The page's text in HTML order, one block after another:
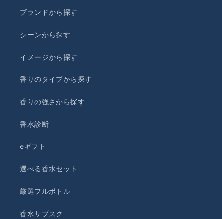
ブランドから探す
シーンから探す
イメージから探す
香りのタイプから探す
香りの強さから探す
香水診断
eギフト
選べる香水セット
厳選フルボトル
香水サブスク